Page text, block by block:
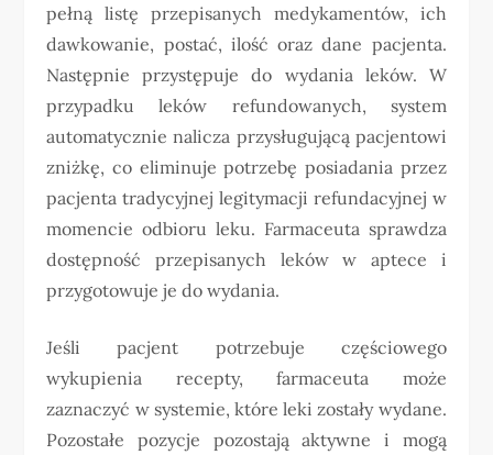
pełną listę przepisanych medykamentów, ich
dawkowanie, postać, ilość oraz dane pacjenta.
Następnie przystępuje do wydania leków. W
przypadku leków refundowanych, system
automatycznie nalicza przysługującą pacjentowi
zniżkę, co eliminuje potrzebę posiadania przez
pacjenta tradycyjnej legitymacji refundacyjnej w
momencie odbioru leku. Farmaceuta sprawdza
dostępność przepisanych leków w aptece i
przygotowuje je do wydania.
Jeśli pacjent potrzebuje częściowego
wykupienia recepty, farmaceuta może
zaznaczyć w systemie, które leki zostały wydane.
Pozostałe pozycje pozostają aktywne i mogą